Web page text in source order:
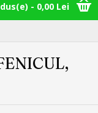
- 0,00 Lei